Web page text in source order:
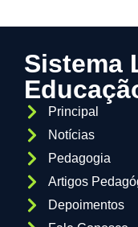
Sistema
Principal
Notícias
Pedagogia
Artigos
Depoimentos